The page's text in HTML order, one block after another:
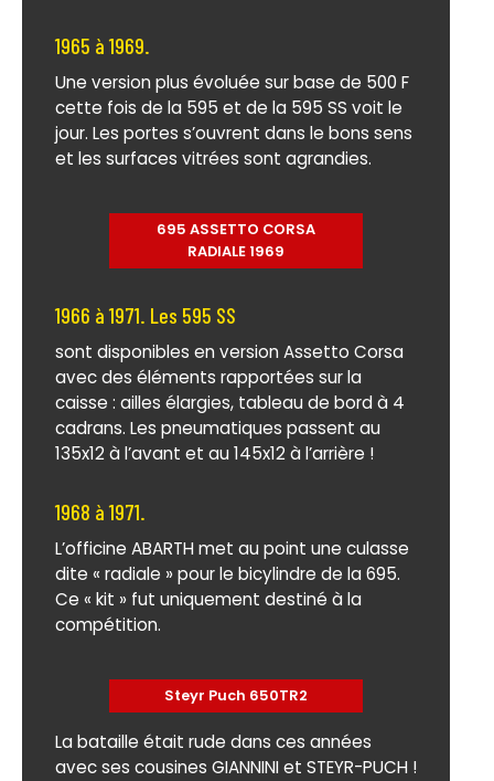
1965 à 1969.
Une version plus évoluée sur base de 500 F
cette fois de la 595 et de la 595 SS voit le
jour. Les portes s’ouvrent dans le bons sens
et les surfaces vitrées sont agrandies.
695 ASSETTO CORSA
RADIALE 1969
1966 à 1971. Les 595 SS
sont disponibles en version Assetto Corsa
avec des éléments rapportées sur la
caisse : ailles élargies, tableau de bord à 4
cadrans. Les pneumatiques passent au
135x12 à l’avant et au 145x12 à l’arrière !
1968 à 1971.
L’officine ABARTH met au point une culasse
dite « radiale » pour le bicylindre de la 695.
Ce « kit » fut uniquement destiné à la
compétition.
Steyr Puch 650TR2
La bataille était rude dans ces années
avec ses cousines GIANNINI et STEYR-PUCH !